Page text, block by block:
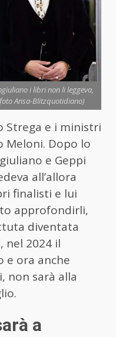
i libri non li leggeva,
Ansa-Blitzquotidiano)
Strega e i ministri
Meloni. Dopo lo
e Geppi
all’allora
finalisti e lui
approfondirli,
diventata
nel 2024 il
e ora anche
non sarà alla
a